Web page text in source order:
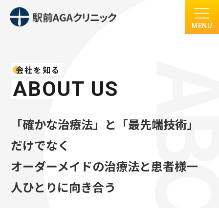
MENU
会社を知る
ABOUT US
「確かな治療法」と「最先端技術」
だけでなく
オーダーメイドの治療法と患者様一
人ひとりに向き合う